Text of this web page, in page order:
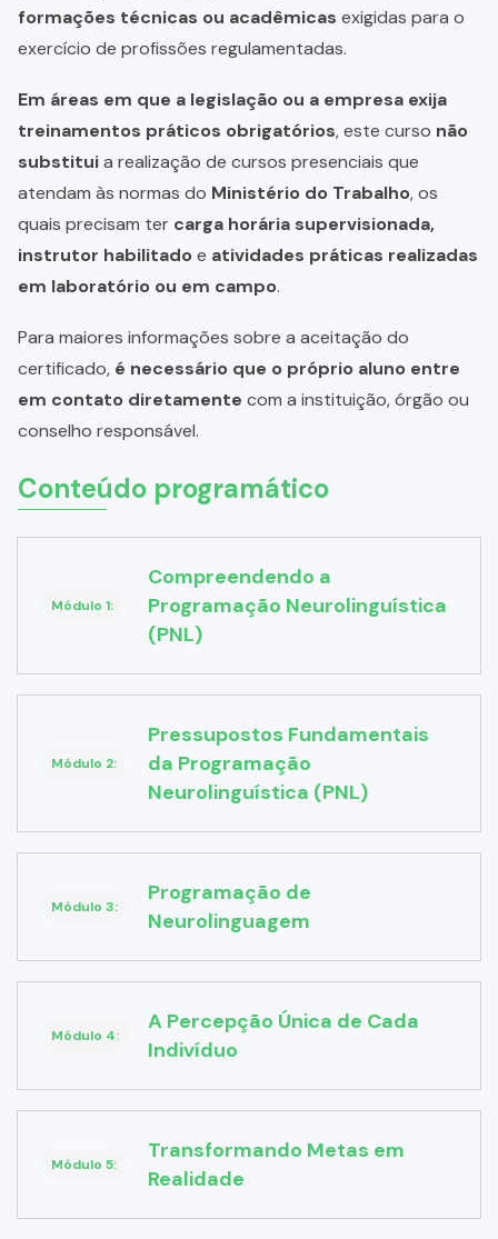
formações técnicas ou acadêmicas exigidas para o
exercício de profissões regulamentadas.
Em áreas em que a legislação ou a empresa exija
treinamentos práticos obrigatórios, este curso não
substituia realização de cursos presenciais que
atendam às normas do Ministério do Trabalho, os
quais precisam ter carga horária supervisionada,
instrutor habilitadoe atividades práticas realizadas
em laboratório ou em campo.
Para maiores informações sobre a aceitação do
certificado, é necessário que o próprio aluno entre
em contato diretamente com a instituição, órgão ou
conselho responsável.
Conteúdo programático
Módulo 1:
Compreendendo a
Programação Neurolinguística
(PNL)
Módulo 2:
Pressupostos Fundamentais
da Programação
Neurolinguística (PNL)
Módulo 3:
Programação de
Neurolinguagem
Módulo 4:
A Percepção Única de Cada
Indivíduo
Módulo 5:
Transformando Metas em
Realidade